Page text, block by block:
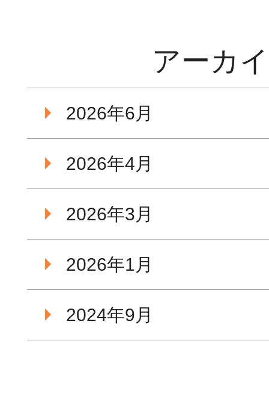
アーカ
2026年6月
2026年4月
2026年3月
2026年1月
2024年9月